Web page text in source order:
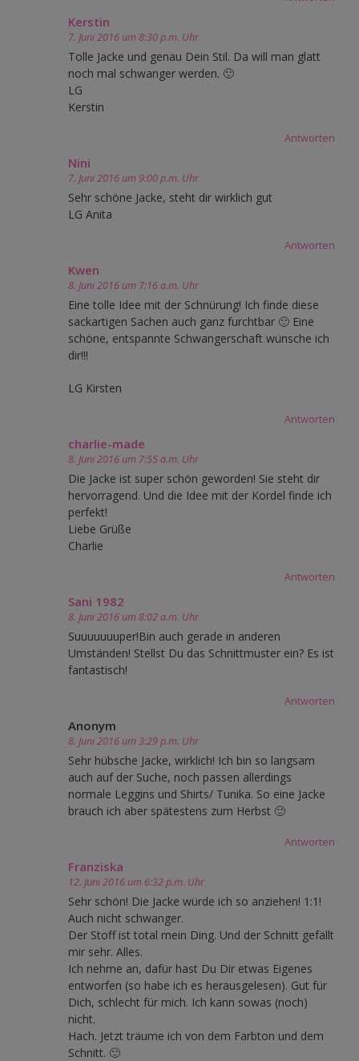
Kerstin
7. Juni 2016 um 8:30 p.m. Uhr
Tolle Jacke und genau Dein Stil. Da will man glatt
noch mal schwanger werden. 🙂
LG
Kerstin
Antworten
Nini
7. Juni 2016 um 9:00 p.m. Uhr
Sehr schöne Jacke, steht dir wirklich gut
LG Anita
Antworten
Kwen
8. Juni 2016 um 7:16 a.m. Uhr
Eine tolle Idee mit der Schnürung! Ich finde diese
sackartigen Sachen auch ganz furchtbar 🙂 Eine
schöne, entspannte Schwangerschaft wünsche ich
dir!!!
LG Kirsten
Antworten
charlie-made
8. Juni 2016 um 7:55 a.m. Uhr
Die Jacke ist super schön geworden! Sie steht dir
hervorragend. Und die Idee mit der Kordel finde ich
perfekt!
Liebe Grüße
Charlie
Antworten
Sani 1982
8. Juni 2016 um 8:02 a.m. Uhr
Suuuuuuuper!Bin auch gerade in anderen
Umständen! Stellst Du das Schnittmuster ein? Es ist
fantastisch!
Antworten
Anonym
8. Juni 2016 um 3:29 p.m. Uhr
Sehr hübsche Jacke, wirklich! Ich bin so langsam
auch auf der Suche, noch passen allerdings
normale Leggins und Shirts/ Tunika. So eine Jacke
brauch ich aber spätestens zum Herbst 🙂
Antworten
Franziska
12. Juni 2016 um 6:32 p.m. Uhr
Sehr schön! Die Jacke würde ich so anziehen! 1:1!
Auch nicht schwanger.
Der Stoff ist total mein Ding. Und der Schnitt gefällt
mir sehr. Alles.
Ich nehme an, dafür hast Du Dir etwas Eigenes
entworfen (so habe ich es herausgelesen). Gut für
Dich, schlecht für mich. Ich kann sowas (noch)
nicht.
Hach. Jetzt träume ich von dem Farbton und dem
Schnitt. 🙂